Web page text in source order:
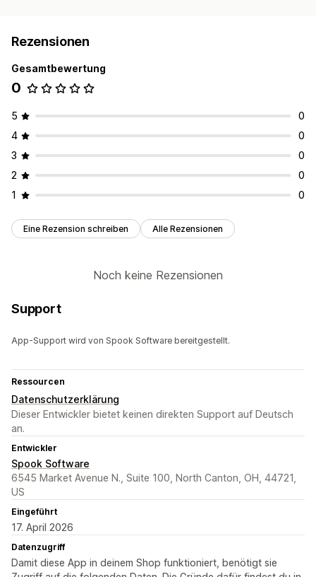
Rezensionen
Gesamtbewertung
0
5
0
4
0
3
0
2
0
1
0
Eine Rezension schreiben Alle Rezensionen
Noch keine Rezensionen
Support
App-Support wird von Spook Software bereitgestellt.
Ressourcen
Datenschutzerklärung
Dieser Entwickler bietet keinen direkten Support auf Deutsch
an.
Entwickler
Spook Software
6545 Market Avenue N., Suite 100, North Canton, OH, 44721,
US
Eingeführt
17. April 2026
Datenzugriff
Damit diese App in deinem Shop funktioniert, benötigt sie